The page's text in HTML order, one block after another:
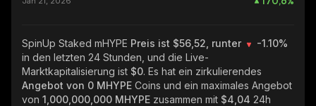
SpinUp Staked mHYPE Preis ist $56,52, runter
-1.10%
in den letzten 24 Stunden, und die Live-
Marktkapitalisierung ist $0. Es hat ein zirkulierendes
Angebot von 0 MHYPE Coins und ein maximales Angebot
von 1,000,000,000 MHYPE zusammen mit $4,04 24h